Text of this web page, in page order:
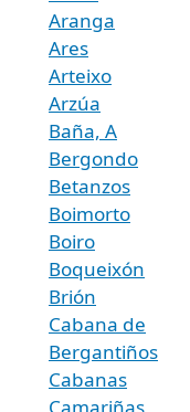
Aranga
Ares
Arteixo
Arzúa
Baña, A
Bergondo
Betanzos
Boimorto
Boiro
Boqueixón
Brión
Cabana de
Bergantiños
Cabanas
Camariñas